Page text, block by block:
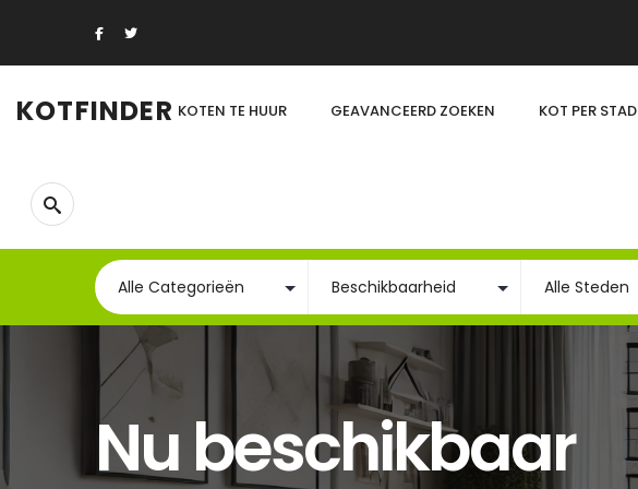
KOTFINDER KOTEN TE HUUR GEAVANCEERD ZOEKEN KOT PER STAD
Nu beschikbaar